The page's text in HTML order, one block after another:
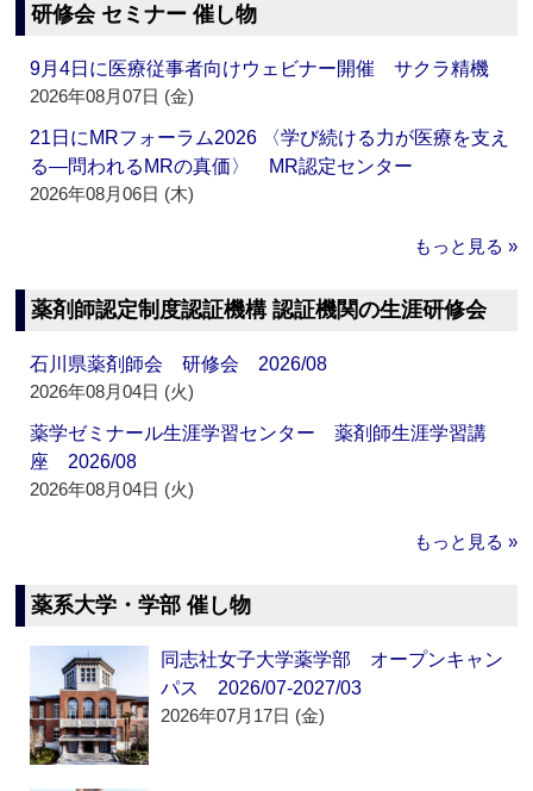
研修会 セミナー 催し物
9月4日に医療従事者向けウェビナー開催 サクラ精機
2026年08月07日 (金)
21日にMRフォーラム2026 〈学び続ける力が医療を支え
る―問われるMRの真価〉 MR認定センター
2026年08月06日 (木)
もっと見る »
薬剤師認定制度認証機構 認証機関の生涯研修会
石川県薬剤師会 研修会 2026/08
2026年08月04日 (火)
薬学ゼミナール生涯学習センター 薬剤師生涯学習講
座 2026/08
2026年08月04日 (火)
もっと見る »
薬系大学・学部 催し物
同志社女子大学薬学部 オープンキャン
パス 2026/07-2027/03
2026年07月17日 (金)